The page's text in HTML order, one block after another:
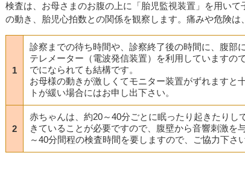
検査は、お母さまのお腹の上に「胎児監視装置」を用い
の動き、胎児心拍数との関係を観察します。痛みや危険は
1
診察までの待ち時間や、診察終了後の時間に、腹部
テレメーター（電波発信装置）を利用していますの
でになられても結構です。
お母様の動きが激しくてモニター装置がずれますと
トが緩い場合にはお申し出下さい。
2
赤ちゃんは、約20～40分ごとに眠ったり起きたりし
きていることが必要ですので、腹壁から音響刺激を
～40分間程の検査時間を要しますので、ご協力下さい